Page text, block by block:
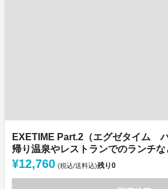
EXETIME Part.2（エグゼタイム
帰り温泉やレストランでのランチな
¥12,760 (税込/送料込)残り0